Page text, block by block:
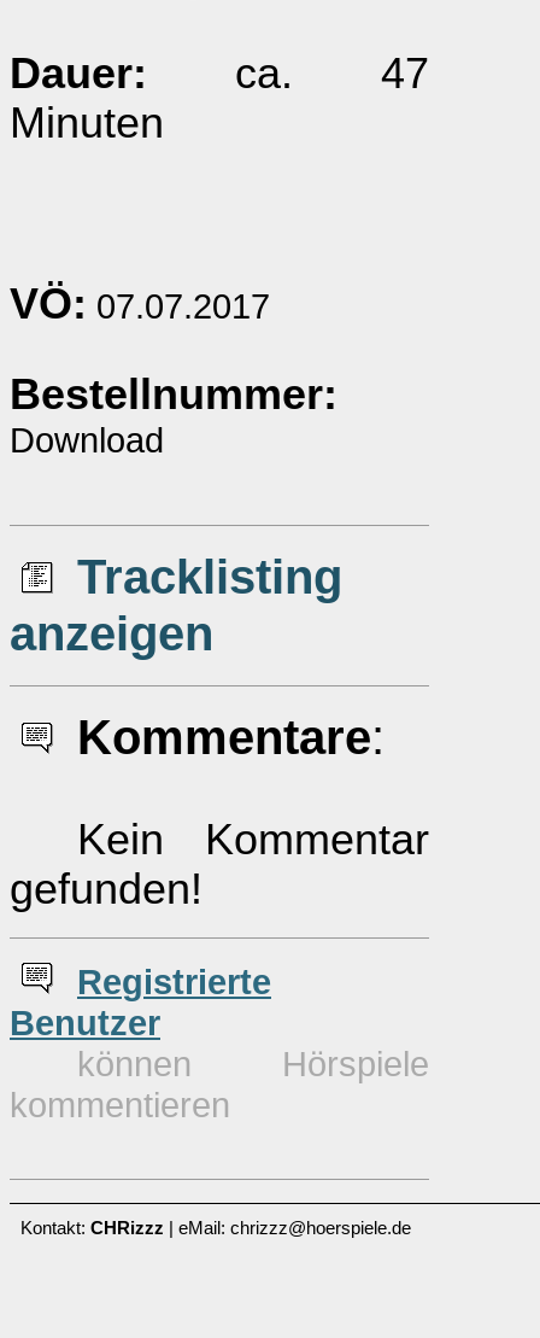
Dauer: ca. 47
Minuten
VÖ: 07.07.2017
Bestellnummer:
Download
Tracklisting
anzeigen
Kommentare:
Kein Kommentar
gefunden!
Registrierte
Benutzer
können Hörspiele
kommentieren
Kontakt: CHRizzz | eMail: chrizzz@hoerspiele.de